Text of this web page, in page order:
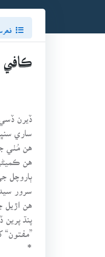
ڪافي
ڏيرن
ساري
هن مُٺي
هن
ٻاروچل
سرور
هن اڙيل
پنڌ پرين
”مفتون“
*